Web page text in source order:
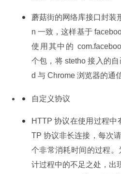
蘑菇街的网络库接口封装
n 一致，这样基于
使用其中的
个包，将 stetho 接入的
d 与 Chrome 浏览器的通信
自定义协议
HTTP 协议在使用过程
TP 协议非长连接，每次
个非常消耗时间的过程
计过程中的不足之处，出